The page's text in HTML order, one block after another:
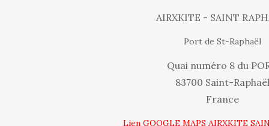
AIRXKITE - SAINT
Port de St-Raphaël
Quai numéro 8 du
83700 Saint-Raphaël
France
Lien GOOGLE MAPS AIRXKITE